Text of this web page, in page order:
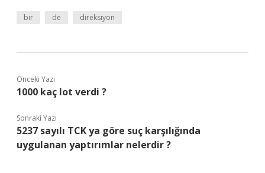
bir de direksiyon
Önceki Yazı
1000 kaç lot verdi ?
Sonraki Yazı
5237 sayılı TCK ya göre suç karşılığında
uygulanan yaptırımlar nelerdir ?